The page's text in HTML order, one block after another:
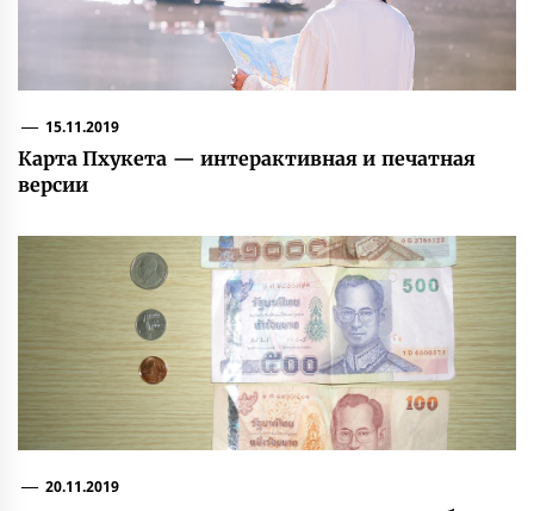
15.11.2019
Карта Пхукета — интерактивная и печатная
версии
20.11.2019